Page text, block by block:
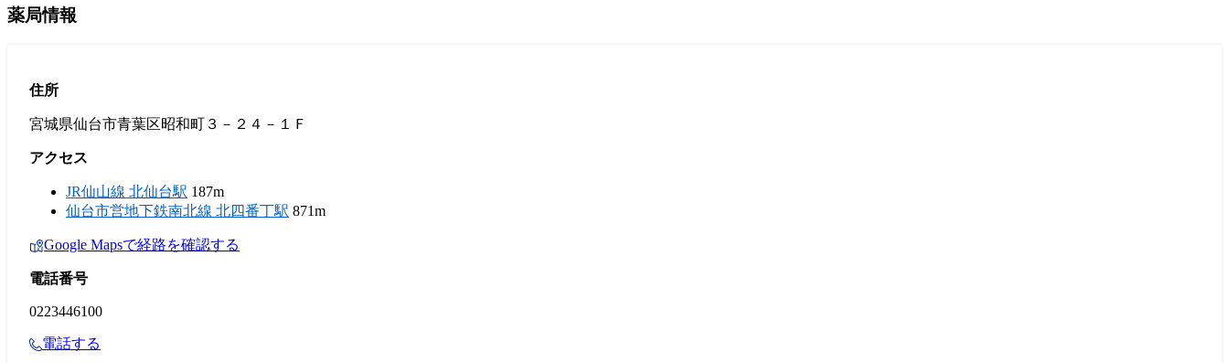
薬局情報
住所
宮城県仙台市青葉区昭和町３－２４－１Ｆ
アクセス
JR仙山線 北仙台駅 187m
仙台市営地下鉄南北線 北四番丁駅 871m
Google Mapsで経路を確認する
電話番号
0223446100
電話する